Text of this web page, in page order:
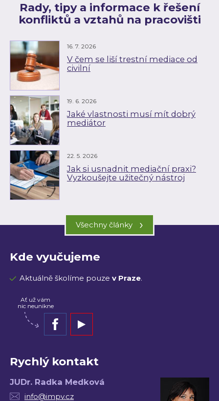
Rady, tipy a informace k řešení
konfliktů a vztahů na pracovišti
16. 7. 2026
V čem se liší trestní mediace od
civilní
19. 6. 2026
Jaké vlastnosti musí mít dobrý
mediátor
22. 5. 2026
Jak si usnadnit mediační praxi?
Vyzkoušejte užitečný nástroj
Všechny články ›
Kde vyučujeme
Aktuálně školíme pouze v Praze.
Ať už vám
nic neunikne
Rychlý kontakt
JUDr. Radka Medková
info@impv.cz